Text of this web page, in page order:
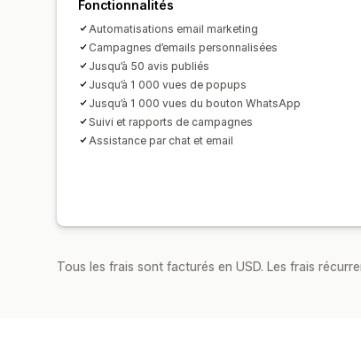
Fonctionnalités
Automatisations email marketing
Campagnes d’emails personnalisées
Jusqu’à 50 avis publiés
Jusqu’à 1 000 vues de popups
Jusqu’à 1 000 vues du bouton WhatsApp
Suivi et rapports de campagnes
Assistance par chat et email
Tous les frais sont facturés en USD. Les frais